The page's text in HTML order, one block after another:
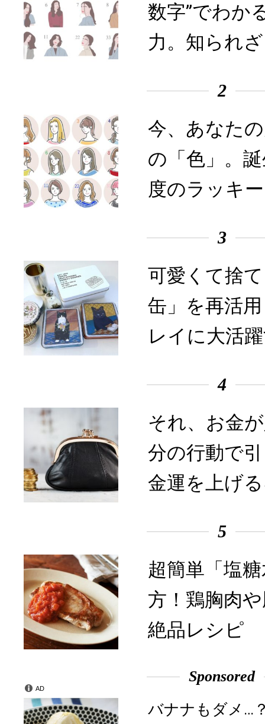
数字”でわか
力。知られ
2
今、あなた
の「色」。
度のラッキ
3
可愛くて捨
缶」を再活
レイに大活
4
それ、お金
分の行動で
金運を上げ
5
超簡単「塩
方！鶏胸肉
絶品レシピ
Sponsored
バナナもダメ…
AD